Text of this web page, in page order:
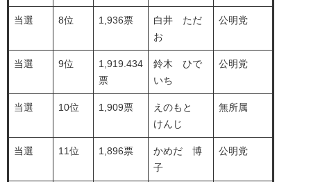
当選 8位 1,936票
白井 ただ
お
公明党
当選 9位
1,919.434
票
鈴木 ひで
いち
公明党
当選 10位 1,909票
えのもと
けんじ
無所属
当選 11位 1,896票
かめだ 博
子
公明党